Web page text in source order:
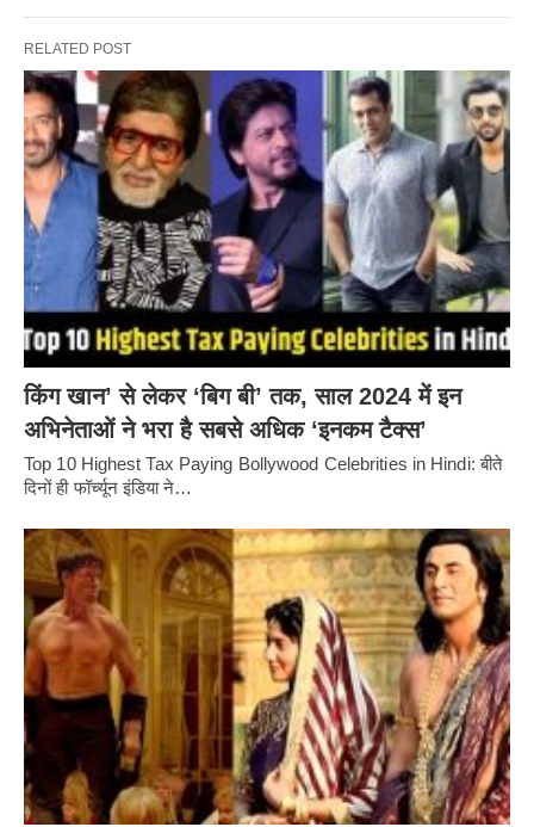
RELATED POST
किंग खान’ से लेकर ‘बिग बी’ तक, साल 2024 में इन
अभिनेताओं ने भरा है सबसे अधिक ‘इनकम टैक्स’
Top 10 Highest Tax Paying Bollywood Celebrities in Hindi: बीते
दिनों ही फॉर्च्यून इंडिया ने…